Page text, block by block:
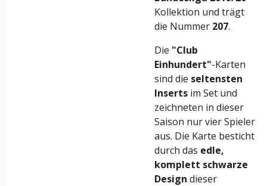
Kollektion und trägt
die Nummer 207.
Die "Club
Einhundert"-Karten
sind die seltensten
Inserts im Set und
zeichneten in dieser
Saison nur vier Spieler
aus. Die Karte besticht
durch das edle,
komplett schwarze
Design dieser